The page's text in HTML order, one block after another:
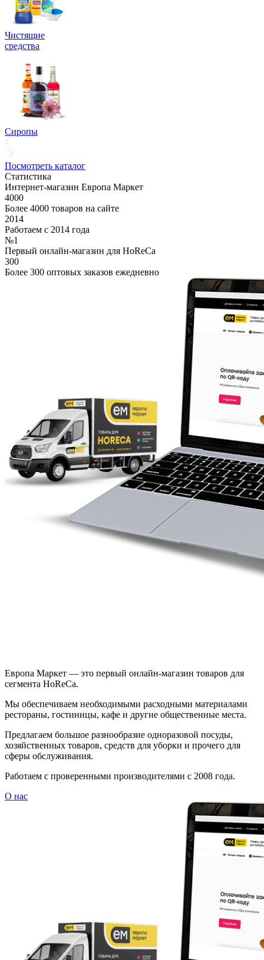
Чистящие
средства
Сиропы
Посмотреть каталог
Статистика
Интернет-магазин Европа Маркет
4000
Более 4000 товаров на сайте
2014
Работаем с 2014 года
№1
Первый онлайн-магазин для HoReCa
300
Более 300 оптовых заказов ежедневно
Европа Маркет — это первый онлайн-магазин товаров для
сегмента HoReCa.
Мы обеспечиваем необходимыми расходными материалами
рестораны, гостиницы, кафе и другие общественные места.
Предлагаем большое разнообразие одноразовой посуды,
хозяйственных товаров, средств для уборки и прочего для
сферы обслуживания.
Работаем с проверенными производителями с 2008 года.
О нас